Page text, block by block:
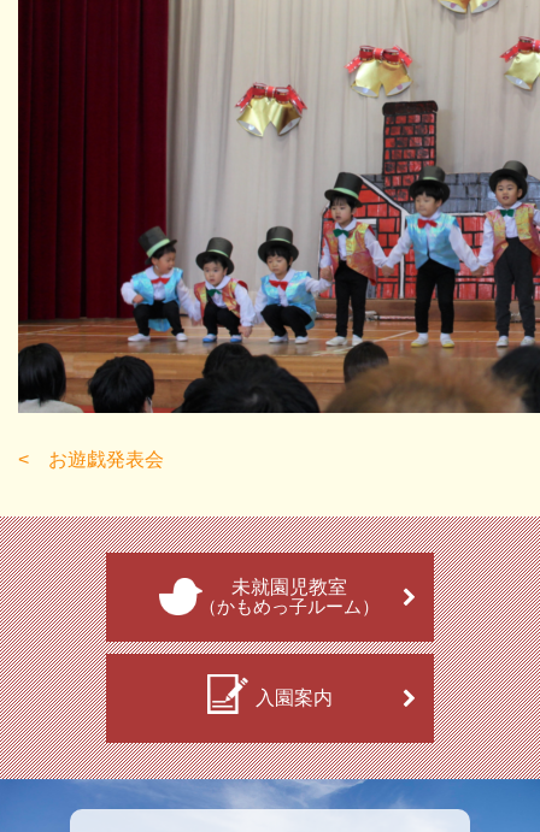
お遊戯発表会
未就園児教室
（かもめっ子ルーム）
入園案内